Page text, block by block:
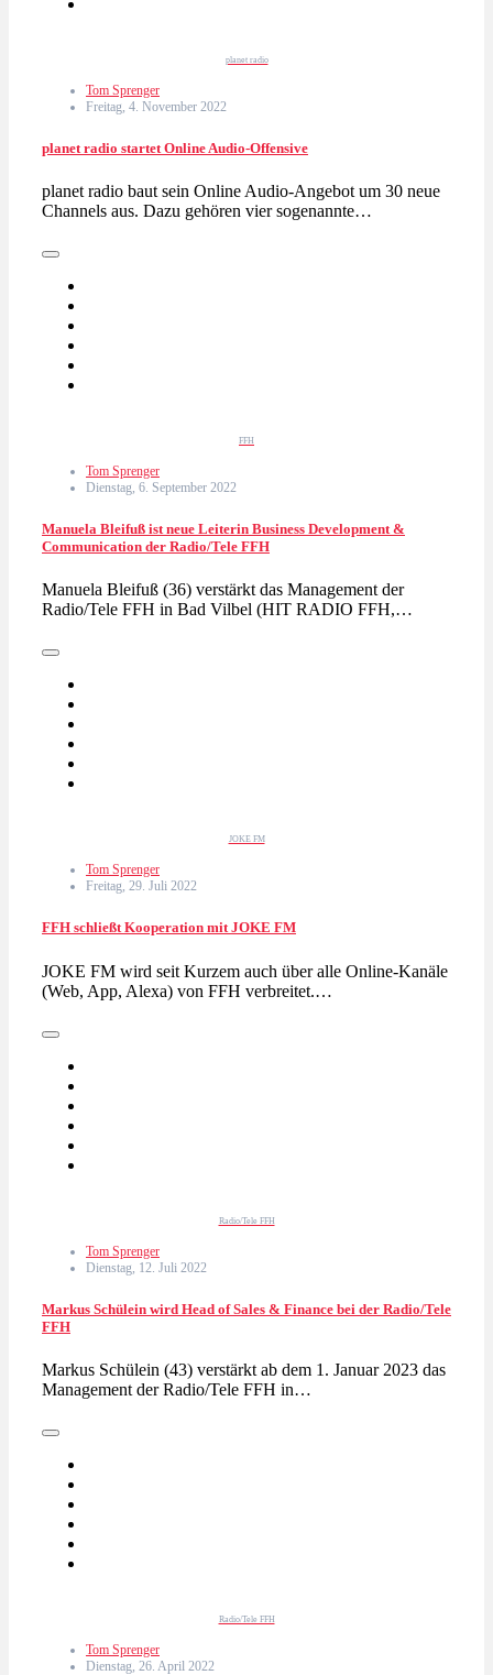
planet radio
Tom Sprenger
Freitag, 4. November 2022
planet radio startet Online Audio-Offensive
planet radio baut sein Online Audio-Angebot um 30 neue
Channels aus. Dazu gehören vier sogenannte…
FFH
Tom Sprenger
Dienstag, 6. September 2022
Manuela Bleifuß ist neue Leiterin Business Development &
Communication der Radio/Tele FFH
Manuela Bleifuß (36) verstärkt das Management der
Radio/Tele FFH in Bad Vilbel (HIT RADIO FFH,…
JOKE FM
Tom Sprenger
Freitag, 29. Juli 2022
FFH schließt Kooperation mit JOKE FM
JOKE FM wird seit Kurzem auch über alle Online-Kanäle
(Web, App, Alexa) von FFH verbreitet.…
Radio/Tele FFH
Tom Sprenger
Dienstag, 12. Juli 2022
Markus Schülein wird Head of Sales & Finance bei der Radio/Tele
FFH
Markus Schülein (43) verstärkt ab dem 1. Januar 2023 das
Management der Radio/Tele FFH in…
Radio/Tele FFH
Tom Sprenger
Dienstag, 26. April 2022